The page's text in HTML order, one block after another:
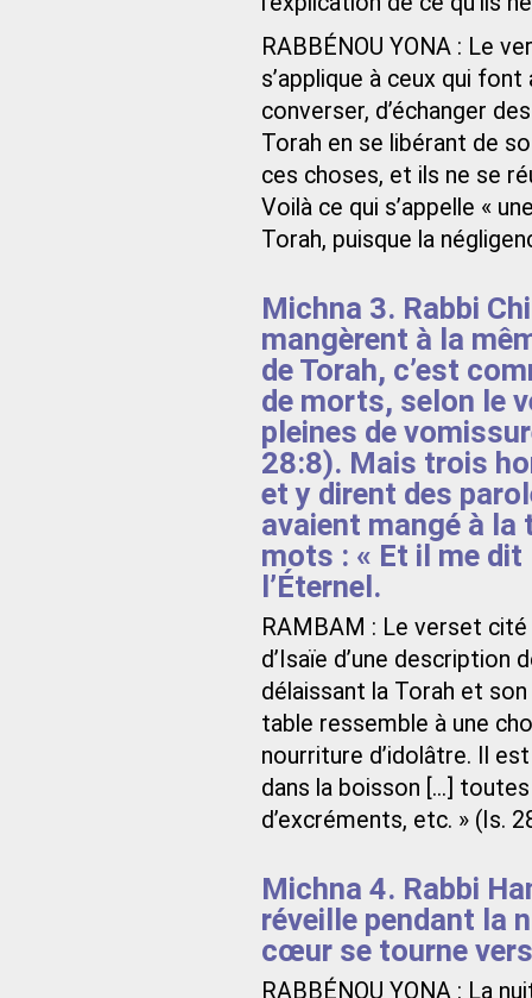
RABBÉNOU YONA : Le
s’applique à ceux qui
converser, d’échanger
Torah en se libérant de
ces choses, et ils ne se
Voilà ce qui s’appelle «
Torah, puisque la
Michna 3. Rabbi
mangèrent à la
de Torah, c’est
de morts, selon le
pleines de
28:8). Mais trois
et y dirent des
avaient mangé à la
mots : « Et il me
l’Éternel.
RAMBAM : Le verset
d’Isaïe d’une description
délaissant la Torah et
table ressemble à une
nourriture d’idolâtre. Il
dans la boisson [...]
d’excréments, etc. » (Is.
Michna 4. Rabbi
réveille pendant la
cœur se tourne
RABBÉNOU YONA : La